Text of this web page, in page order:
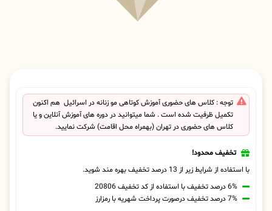
توجه : کلاس های حضوری آموزش کوتاهی مو زنانه در اسرائیل هم اکنون
تکمیل ظرفیت شده است . شما میتوانید در دوره های آموزش آنلاین و یا
کلاس های حضوری در تهران (بهمراه محل اقامت) شرکت نمایید.
تخفیف محدود!
با استفاده از شرایط زیر از 13 درصد تخفیف بهره مند شوید.
6% درصد تخفیف با استفاده از کد تخفیف 20806
7% درصد تخفیف درصورت پرداخت شهریه با رمزارز